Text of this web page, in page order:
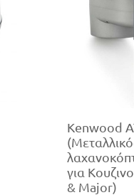
Kenwood
για
& Major)